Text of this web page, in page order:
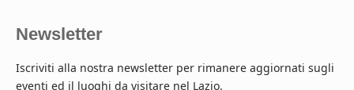
Newsletter
Iscriviti alla nostra newsletter per rimanere aggiornati sugli
eventi ed il luoghi da visitare nel Lazio.